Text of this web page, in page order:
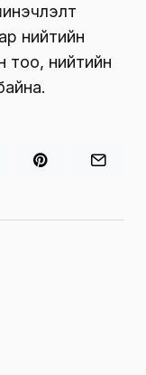
нийтийн
тоо, нийтийн